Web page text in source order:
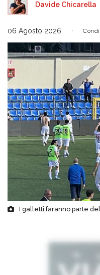
Davide Chicarella
06 Agosto 2026
I galletti faranno parte